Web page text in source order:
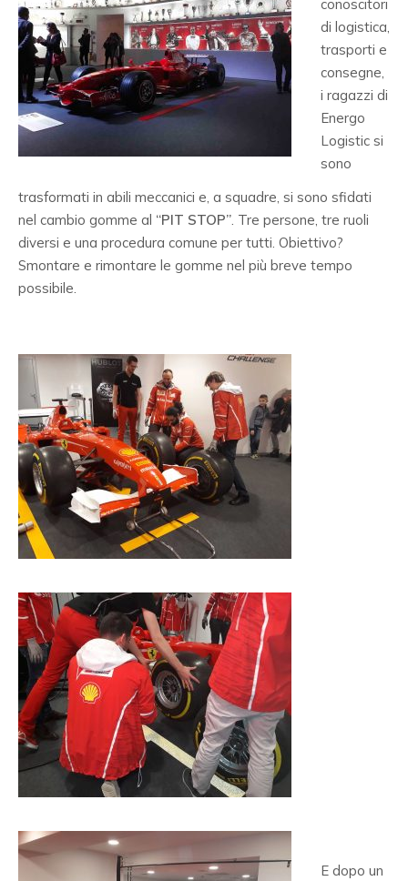
conoscitori
di logistica,
trasporti e
consegne,
i ragazzi di
Energo
Logistic si
sono
trasformati in abili meccanici e, a squadre, si sono sfidati
nel cambio gomme al “PIT STOP”. Tre persone, tre ruoli
diversi e una procedura comune per tutti. Obiettivo?
Smontare e rimontare le gomme nel più breve tempo
possibile.
E dopo un